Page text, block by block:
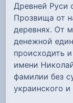
Древней Руси
Прозвища от
деревнях. От
денежной
происходить
имени
фамилии без
украинского